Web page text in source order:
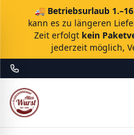
🚚 Betriebsurlaub
kann es zu längeren
Zeit erfolgt kein
jederzeit möglich,